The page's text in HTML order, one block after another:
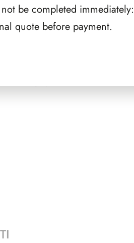
PAGINE 7
be completed
quote before payment.